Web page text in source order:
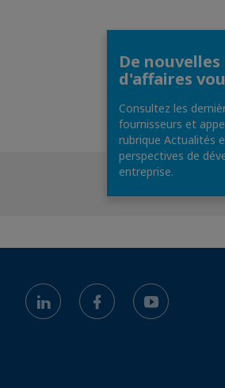
De
d'affaires
Consultez les
fournisseurs et
rubrique Actualités
perspectives de
entreprise.